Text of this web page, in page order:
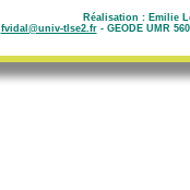
Réalisation : Emilie
fvidal@univ-tlse2.fr- GEODE UMR